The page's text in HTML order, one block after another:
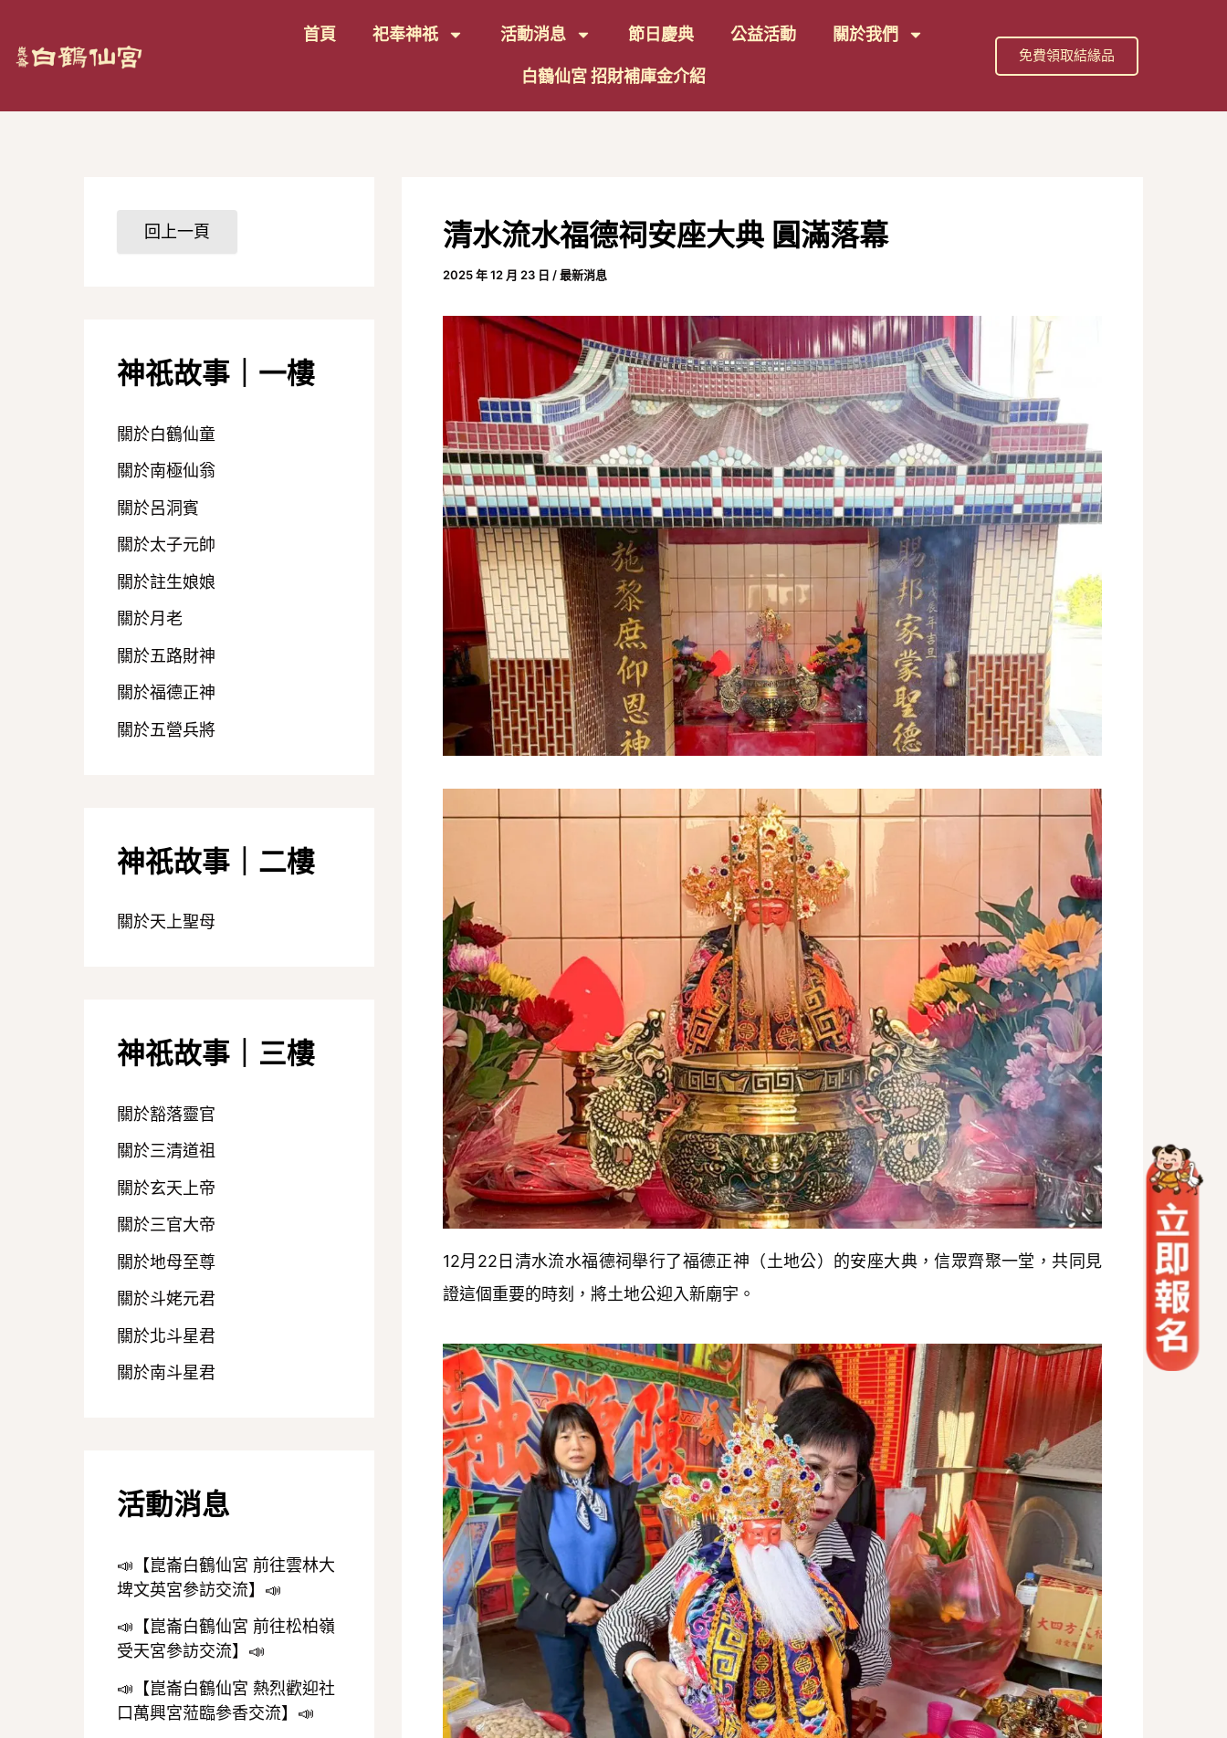
要
首頁 祀奉神祇 活動消息 節日慶典 公益活動 關於我們
白鶴仙宮 招財補庫金介紹
免費領取結緣品
神祇故事｜一樓
關於白鶴仙童
關於南極仙翁
關於呂洞賓
關於太子元帥
關於註生娘娘
關於月老
關於五路財神
關於福德正神
關於五營兵將
神祇故事｜二樓
關於天上聖母
神祇故事｜三樓
關於豁落靈官
關於三清道祖
關於玄天上帝
關於三官大帝
關於地母至尊
關於斗姥元君
關於北斗星君
關於南斗星君
活動消息
📣【崑崙白鶴仙宮 前往雲林大
埤文英宮參訪交流】📣
📣【崑崙白鶴仙宮 前往松柏嶺
受天宮參訪交流】📣
📣【崑崙白鶴仙宮 熱烈歡迎社
口萬興宮蒞臨參香交流】📣
清水流水福德祠安座大典 圓滿落幕
2025 年 12 月 23 日 /最新消息
12月22日清水流水福德祠舉行了福德正神（土地公）的安座大典，信眾齊聚一堂，共同見
證這個重要的時刻，將土地公迎入新廟宇。
navigation